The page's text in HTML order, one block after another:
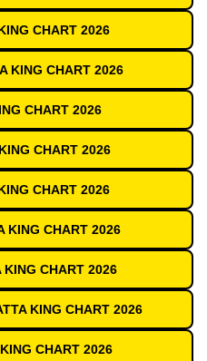
CHART 2026
KING CHART 2026
CHART 2026
CHART 2026
CHART 2026
KING CHART 2026
KING CHART 2026
KING CHART 2026
CHART 2026